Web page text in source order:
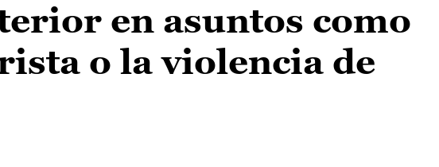
en asuntos como
o la violencia de